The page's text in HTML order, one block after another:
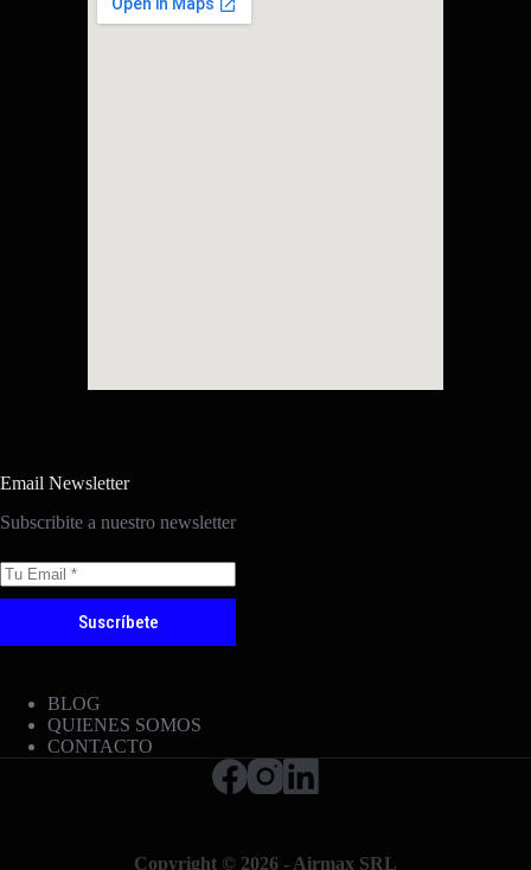
Email Newsletter
Subscribite a nuestro newsletter
Suscríbete
BLOG
QUIENES SOMOS
CONTACTO
Copyright © 2026 - Airmax SRL